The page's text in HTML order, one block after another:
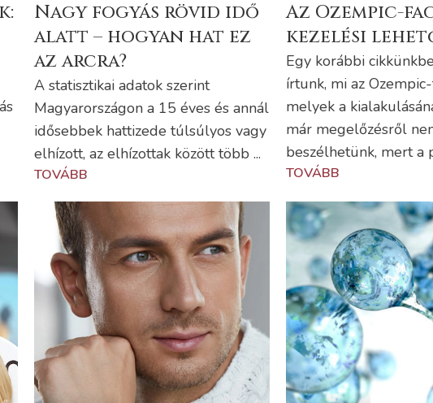
Nagy fogyás rövid idő
alatt – hogyan hat ez
az arcra?
A statisztikai adatok szerint
Magyarországon a 15 éves és annál
idősebbek hattizede túlsúlyos vagy
elhízott, az elhízottak között több ...
TOVÁBB
Az Ozempic-
kezelési
Egy korábbi
írtunk, mi az
melyek a
már megelőzésről
beszélhetünk, mert a
TOVÁBB